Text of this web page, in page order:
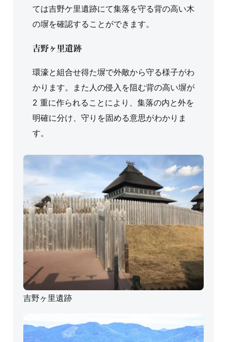
ては吉野ケ里遺跡にて集落を守る背の高い木
の塀を確認することができます。
吉野ヶ里遺跡
環濠と組合せ得た塀で外敵から守る様子がわ
かります。また人の侵入を阻む背の高い塀が
2 重に作られることにより、集落の内と外を
明確に分け、守りを固める意思がわかりま
す。
吉野ヶ里遺跡